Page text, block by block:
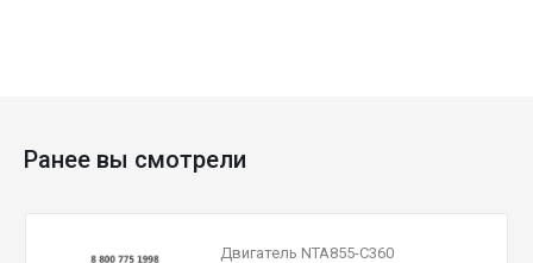
Ранее вы смотрели
Двигатель NTA855-C360